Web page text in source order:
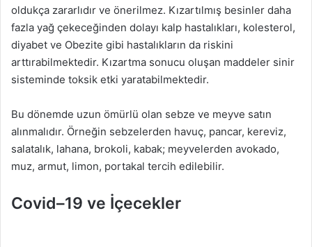
oldukça zararlıdır ve önerilmez. Kızartılmış besinler daha
fazla yağ çekeceğinden dolayı kalp hastalıkları, kolesterol,
diyabet ve Obezite gibi hastalıkların da riskini
arttırabilmektedir. Kızartma sonucu oluşan maddeler sinir
sisteminde toksik etki yaratabilmektedir.
Bu dönemde uzun ömürlü olan sebze ve meyve satın
alınmalıdır. Örneğin sebzelerden havuç, pancar, kereviz,
salatalık, lahana, brokoli, kabak; meyvelerden avokado,
muz, armut, limon, portakal tercih edilebilir.
Covid–19 ve İçecekler